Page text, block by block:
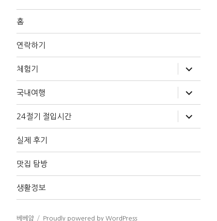
홈
연락하기
체험기
위
메
확
장
국내여행
위
메
확
장
24절기 절입시간
위
메
장
실제 후기
맛집 탐방
생활정보
베베얌 Proudly powered by WordPress